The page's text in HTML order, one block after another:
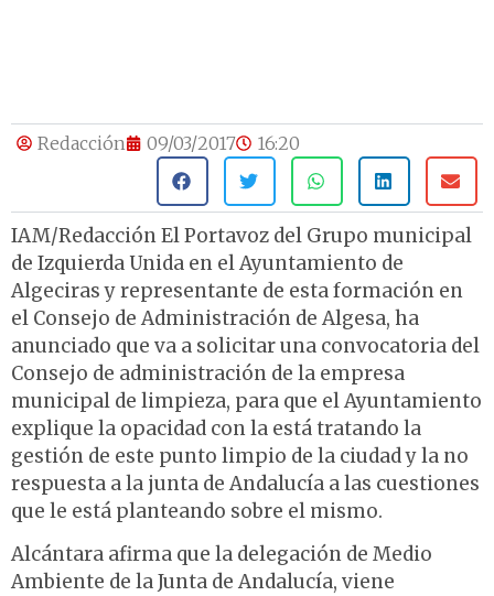
Redacción 09/03/2017 16:20
IAM/Redacción El Portavoz del Grupo municipal
de Izquierda Unida en el Ayuntamiento de
Algeciras y representante de esta formación en
el Consejo de Administración de Algesa, ha
anunciado que va a solicitar una convocatoria del
Consejo de administración de la empresa
municipal de limpieza, para que el Ayuntamiento
explique la opacidad con la está tratando la
gestión de este punto limpio de la ciudad y la no
respuesta a la junta de Andalucía a las cuestiones
que le está planteando sobre el mismo.
Alcántara afirma que la delegación de Medio
Ambiente de la Junta de Andalucía, viene